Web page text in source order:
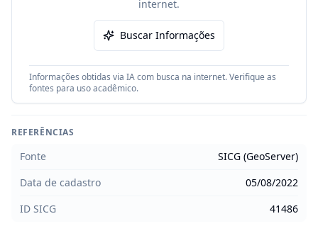
internet.
Buscar Informações
Informações obtidas via IA com busca na internet. Verifique as
fontes para uso acadêmico.
REFERÊNCIAS
Fonte
SICG (GeoServer)
Data de cadastro
05/08/2022
ID SICG
41486